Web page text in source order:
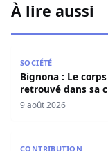
À lire aussi
SOCIÉTÉ
Bignona : Le
retrouvé dans sa
9 août 2026
CONTRIBUTION